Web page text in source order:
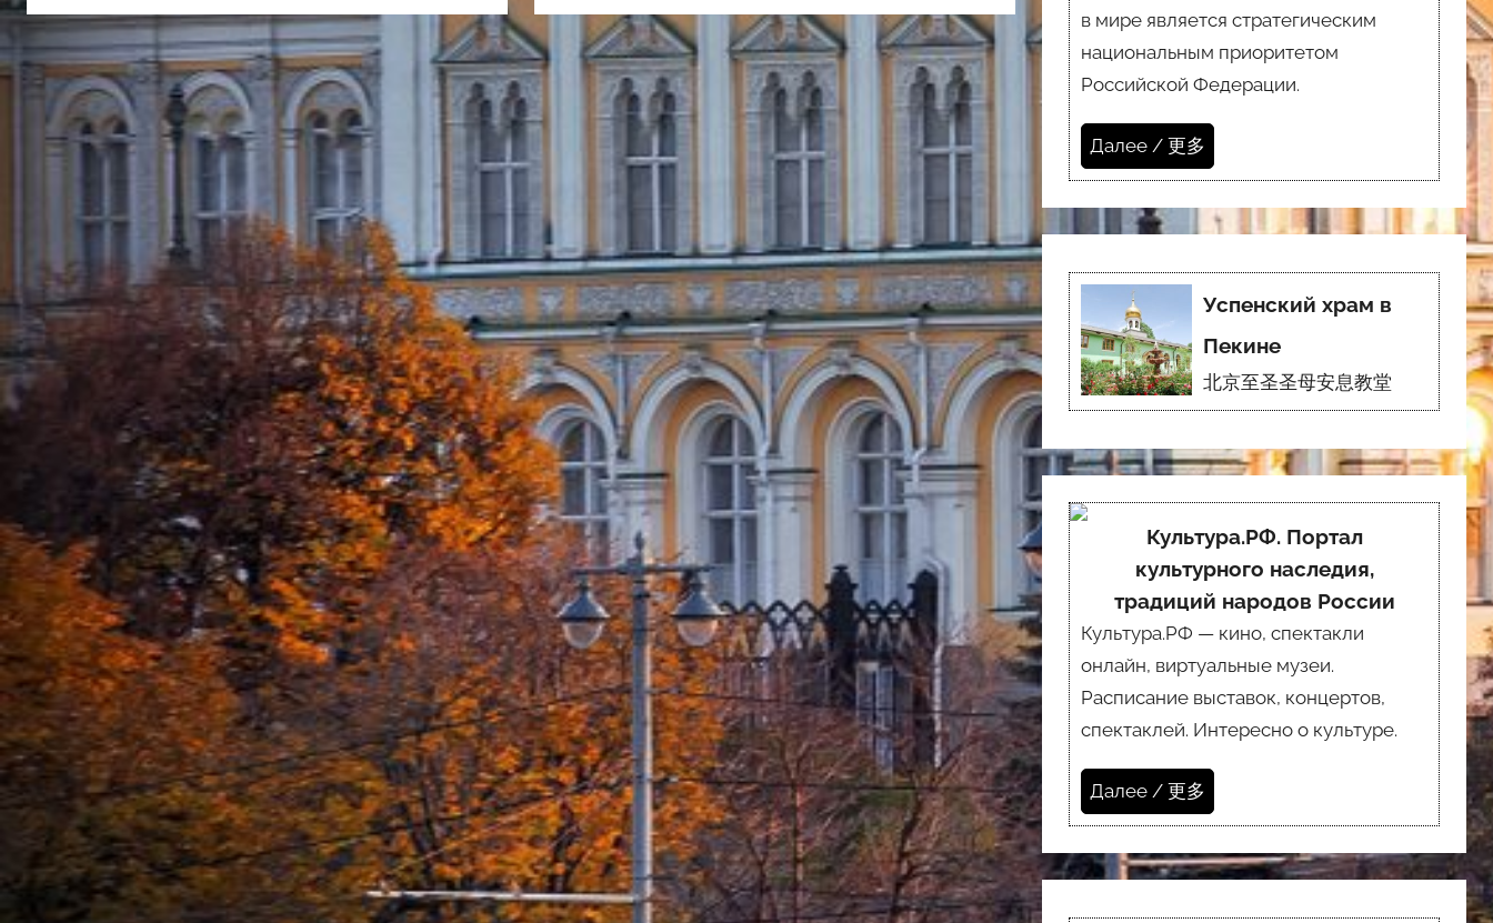
в мире является стратегическим
национальным приоритетом
Российской Федерации.
Далее / 更多
Успенский храм в
Пекине
北京至圣圣母安息教堂
Культура.РФ. Портал
культурного наследия,
традиций народов России
Культура.РФ — кино, спектакли
онлайн, виртуальные музеи.
Расписание выставок, концертов,
спектаклей. Интересно о культуре.
Далее / 更多